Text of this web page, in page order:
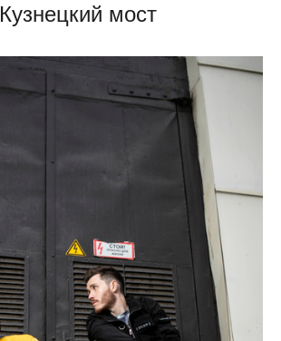
Кузнецкий мост